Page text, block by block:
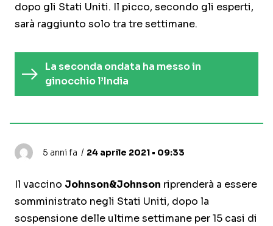
dopo gli Stati Uniti. Il picco, secondo gli esperti,
sarà raggiunto solo tra tre settimane.
La seconda ondata ha messo in
ginocchio l’India
5 anni fa 24 aprile 2021 • 09:33
Il vaccino Johnson&Johnson riprenderà a essere
somministrato negli Stati Uniti, dopo la
sospensione delle ultime settimane per 15 casi di